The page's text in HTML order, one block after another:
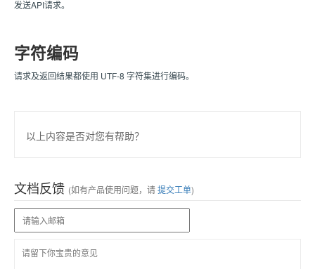
发送API请求。
字符编码
请求及返回结果都使用 UTF-8 字符集进行编码。
以上内容是否对您有帮助？
文档反馈 (如有产品使用问题，请提交工单)